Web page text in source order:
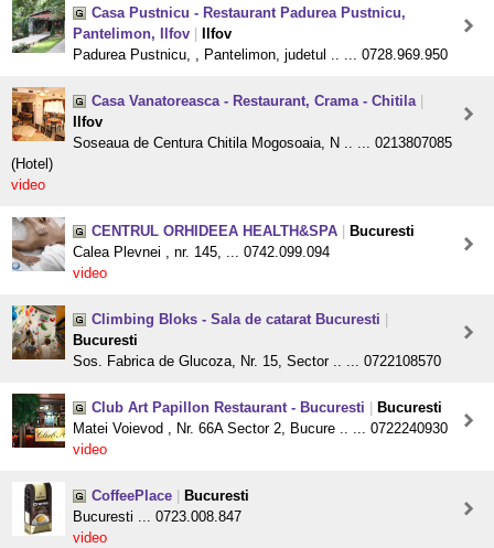
Casa Pustnicu - Restaurant Padurea Pustnicu,
Pantelimon, Ilfov
Ilfov
Padurea Pustnicu, , Pantelimon, judetul .. ... 0728.969.950
Casa Vanatoreasca - Restaurant, Crama - Chitila
Ilfov
Soseaua de Centura Chitila Mogosoaia, N .. ... 0213807085
(Hotel)
video
CENTRUL ORHIDEEA HEALTH&SPA
Bucuresti
Calea Plevnei , nr. 145, ... 0742.099.094
video
Climbing Bloks - Sala de catarat Bucuresti
Bucuresti
Sos. Fabrica de Glucoza, Nr. 15, Sector .. ... 0722108570
Club Art Papillon Restaurant - Bucuresti
Bucuresti
Matei Voievod , Nr. 66A Sector 2, Bucure .. ... 0722240930
video
CoffeePlace
Bucuresti
Bucuresti ... 0723.008.847
video